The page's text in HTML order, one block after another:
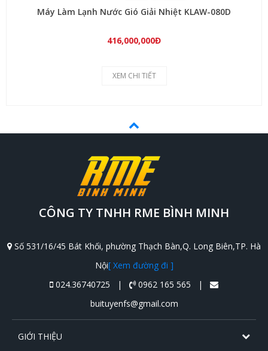
Máy Làm Lạnh Nước Gió Giải Nhiệt KLAW-080D
416,000,000Đ
XEM CHI TIẾT
CÔNG TY TNHH RME BÌNH MINH
Số 531/16/45 Bát Khối, phường Thạch Bàn,Q. Long Biên,TP. Hà
Nội[ Xem đường đi ]
024.36740725 |
0962 165 565 |
buituyenfs@gmail.com
GIỚI THIỆU